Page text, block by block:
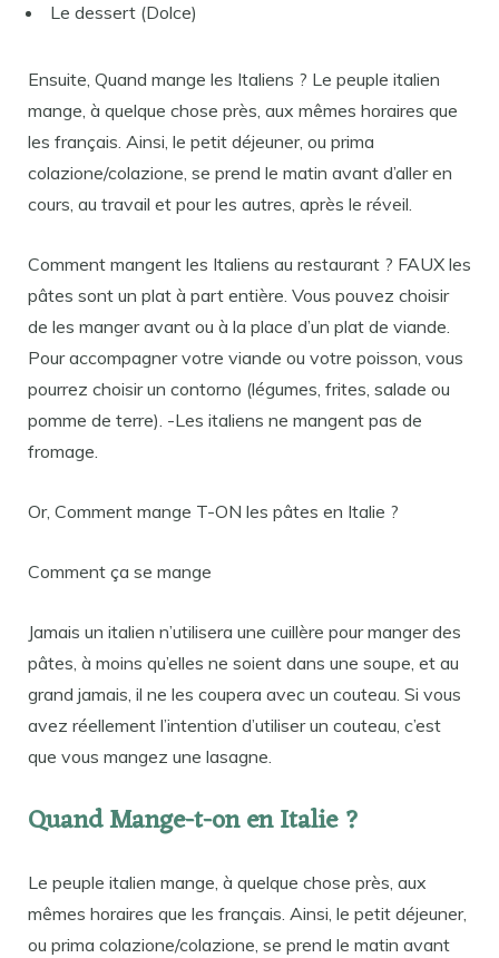
Le dessert (Dolce)
Ensuite, Quand mange les Italiens ? Le peuple italien
mange, à quelque chose près, aux mêmes horaires que
les français. Ainsi, le petit déjeuner, ou prima
colazione/colazione, se prend le matin avant d’aller en
cours, au travail et pour les autres, après le réveil.
Comment mangent les Italiens au restaurant ? FAUX les
pâtes sont un plat à part entière. Vous pouvez choisir
de les manger avant ou à la place d’un plat de viande.
Pour accompagner votre viande ou votre poisson, vous
pourrez choisir un contorno (légumes, frites, salade ou
pomme de terre). -Les italiens ne mangent pas de
fromage.
Or, Comment mange T-ON les pâtes en Italie ?
Comment ça se mange
Jamais un italien n’utilisera une cuillère pour manger des
pâtes, à moins qu’elles ne soient dans une soupe, et au
grand jamais, il ne les coupera avec un couteau. Si vous
avez réellement l’intention d’utiliser un couteau, c’est
que vous mangez une lasagne.
Quand Mange-t-on en Italie ?
Le peuple italien mange, à quelque chose près, aux
mêmes horaires que les français. Ainsi, le petit déjeuner,
ou prima colazione/colazione, se prend le matin avant